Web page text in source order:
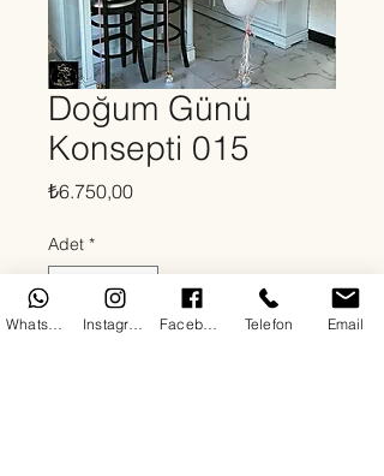
Doğum Günü
Konsepti 015
₺6.750,00Fiyat
Adet *
Telefon Email